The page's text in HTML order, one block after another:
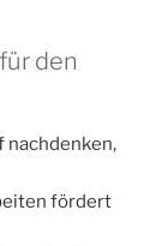
den
nachdenken,
fördert